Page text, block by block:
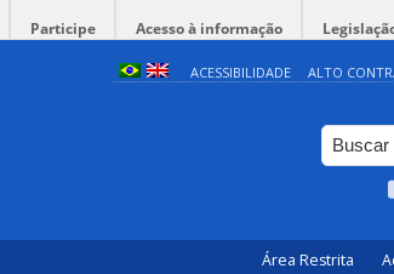
Participe Acesso à informação
ACESSIBILIDADE ALTO
Área Restrita